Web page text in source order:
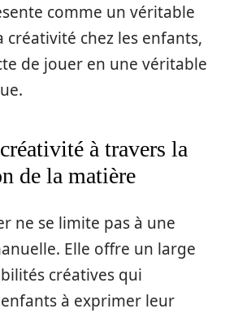
comme un véritable
chez les enfants,
de jouer en une véritable
à travers la
de la matière
ne se limite pas à une
Elle offre un large
créatives qui
à exprimer leur